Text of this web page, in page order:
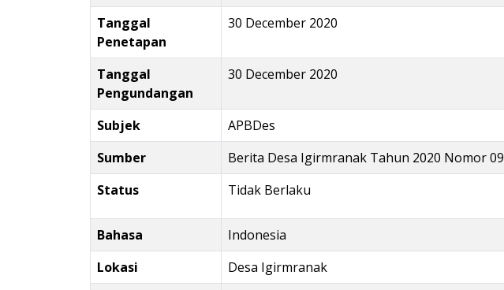
Tanggal
Penetapan
30 December 2020
Tanggal
Pengundangan
30 December 2020
Subjek
APBDes
Sumber
Berita Desa Igirmranak Tahun 2020 Nomor 09
Status
Tidak Berlaku
Bahasa
Indonesia
Lokasi
Desa Igirmranak